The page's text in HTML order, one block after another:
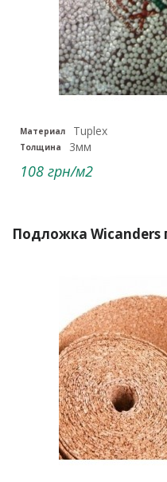
Материал Tuplex
Толщина 3мм
108 грн/м2
Подложка Wicanders